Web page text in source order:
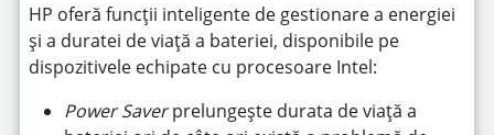
HP oferă funcții inteligente de gestionare a energiei
și a duratei de viață a bateriei, disponibile pe
dispozitivele echipate cu procesoare Intel:
Power Saverprelungește durata de viață a